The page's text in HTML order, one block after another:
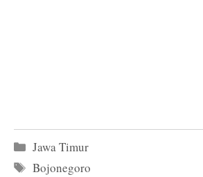
Kategori
Jawa Timur
Tag
Bojonegoro